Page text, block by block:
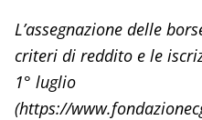
L’assegnazione delle
criteri di reddito e le
1° luglio
(https://